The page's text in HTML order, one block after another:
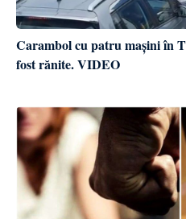
Carambol cu patru mașini în
fost rănite. VIDEO